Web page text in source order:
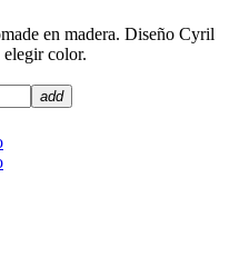
en madera. Diseño Cyril
color.
add